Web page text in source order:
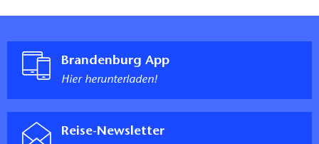
Brandenburg App
Hier herunterladen!
Reise-Newsletter